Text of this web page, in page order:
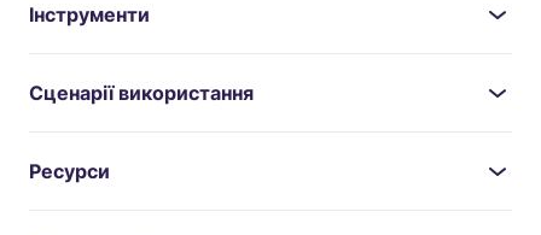
Інструменти
Сценарії використання
Ресурси